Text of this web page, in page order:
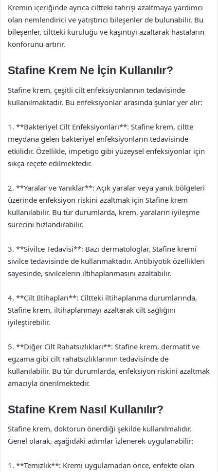
Kremin içeriğinde ayrıca ciltteki tahrişi azaltmaya yardımcı
olan nemlendirici ve yatıştırıcı bileşenler de bulunabilir. Bu
bileşenler, ciltteki kuruluğu ve kaşıntıyı azaltarak hastaların
konforunu artırır.
Stafine Krem Ne İçin Kullanılır?
Stafine krem, çeşitli cilt enfeksiyonlarının tedavisinde
kullanılmaktadır. Bu enfeksiyonlar arasında şunlar yer alır:
1. **Bakteriyel Cilt Enfeksiyonları**: Stafine krem, ciltte
meydana gelen bakteriyel enfeksiyonların tedavisinde
etkilidir. Özellikle, impetigo gibi yüzeysel enfeksiyonlar için
sıkça reçete edilmektedir.
2. **Yaralar ve Yanıklar**: Açık yaralar veya yanık bölgeleri
üzerinde enfeksiyon riskini azaltmak için Stafine krem
kullanılabilir. Bu tür durumlarda, krem, yaraların iyileşme
sürecini hızlandırabilir.
3. **Sivilce Tedavisi**: Bazı dermatologlar, Stafine kremi
sivilce tedavisinde de kullanmaktadır. Antibiyotik özellikleri
sayesinde, sivilcelerin iltihaplanmasını azaltabilir.
4. **Cilt İltihapları**: Ciltteki iltihaplanma durumlarında,
Stafine krem, iltihaplanmayı azaltarak cilt sağlığını
iyileştirebilir.
5. **Diğer Cilt Rahatsızlıkları**: Stafine krem, dermatit ve
egzama gibi cilt rahatsızlıklarının tedavisinde de
kullanılabilir. Bu tür durumlarda, enfeksiyon riskini azaltmak
amacıyla önerilmektedir.
Stafine Krem Nasıl Kullanılır?
Stafine krem, doktorun önerdiği şekilde kullanılmalıdır.
Genel olarak, aşağıdaki adımlar izlenerek uygulanabilir:
1. **Temizlik**: Kremi uygulamadan önce, enfekte olan